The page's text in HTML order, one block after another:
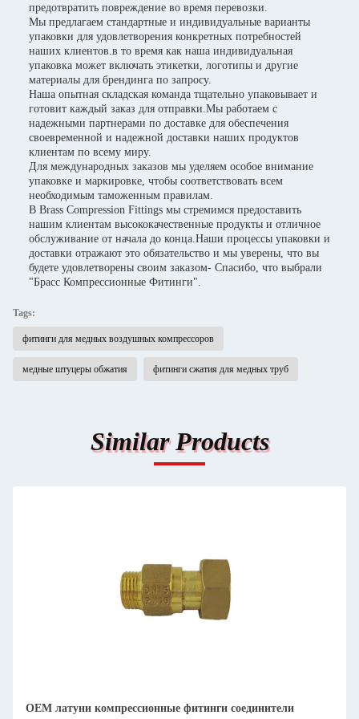
предотвратить повреждение во время перевозки.
Мы предлагаем стандартные и индивидуальные варианты
упаковки для удовлетворения конкретных потребностей
наших клиентов.в то время как наша индивидуальная
упаковка может включать этикетки, логотипы и другие
материалы для брендинга по запросу.
Наша опытная складская команда тщательно упаковывает и
готовит каждый заказ для отправки.Мы работаем с
надежными партнерами по доставке для обеспечения
своевременной и надежной доставки наших продуктов
клиентам по всему миру.
Для международных заказов мы уделяем особое внимание
упаковке и маркировке, чтобы соответствовать всем
необходимым таможенным правилам.
В Brass Compression Fittings мы стремимся предоставить
нашим клиентам высококачественные продукты и отличное
обслуживание от начала до конца.Наши процессы упаковки и
доставки отражают это обязательство и мы уверены, что вы
будете удовлетворены своим заказом- Спасибо, что выбрали
"Брасс Компрессионные Фитинги".
Tags:
фитинги для медных воздушных компрессоров
медные штуцеры обжатия фитинги сжатия для медных труб
Similar Products
OEM латуни компрессионные фитинги соединители